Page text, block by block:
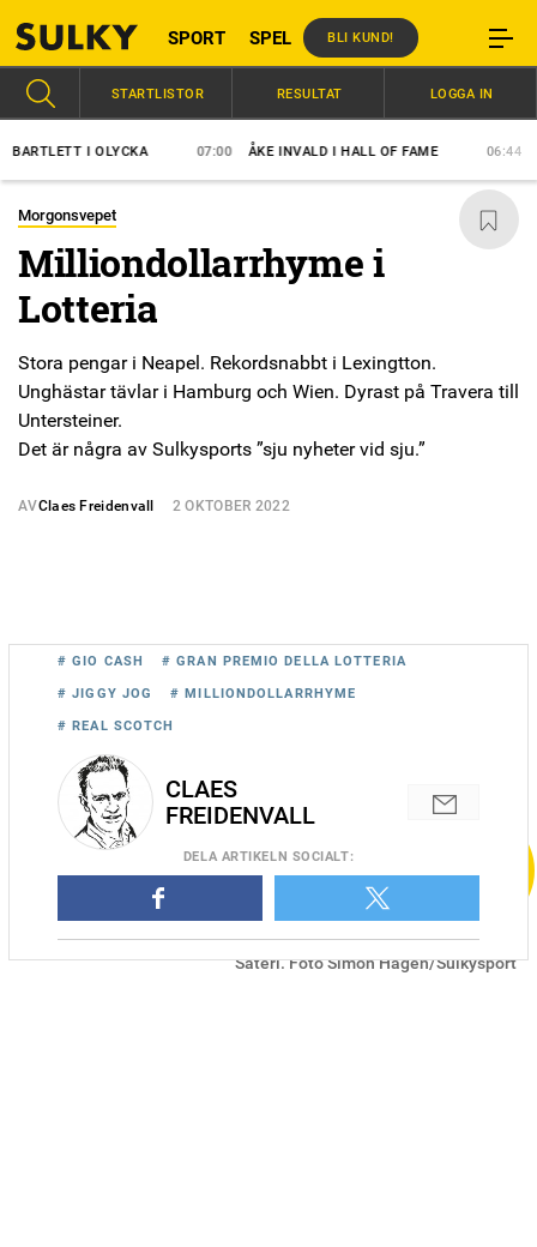
SPORT SPEL BLI KUND!
I OLYCKA ÅKE INVALD I HALL OF FAME
STARTLISTOR RESULTAT LOGGA IN
Morgonsvepet
Milliondollarrhyme i
Lotteria
Stora pengar i Neapel. Rekordsnabbt i Lexingtton.
Unghästar tävlar i Hamburg och Wien. Dyrast på Travera till
Untersteiner.
Det är några av Sulkysports ”sju nyheter vid sju.”
AVClaes Freidenvall 2 OKTOBER 2022
Fredrik B Larssons stjärna Milliondollarrhyme på Erikssunds
Säteri. Foto Simon Hagen/Sulkysport
# GIO CASH # GRAN PREMIO DELLA LOTTERIA
# JIGGY JOG # MILLIONDOLLARRHYME
# REAL SCOTCH
CLAES
FREIDENVALL
DELA ARTIKELN SOCIALT: